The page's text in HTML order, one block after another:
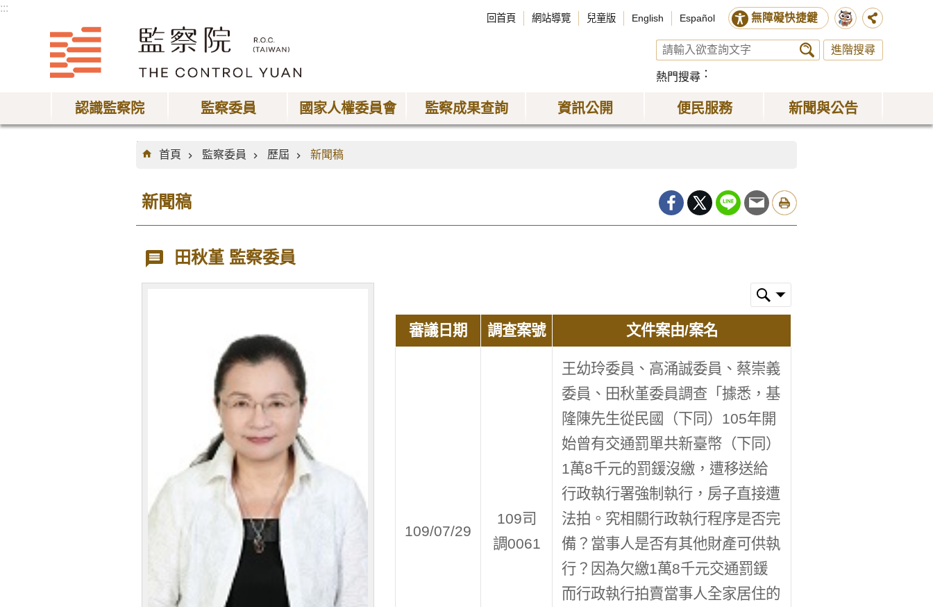
:::
回首頁 網站導覽 兒童版 English Español 無障礙快捷鍵
進階搜尋
熱門搜尋
認識監察院 監察委員 國家人權委員會 監察成果查詢 資訊公開 便民服務 新聞與公告
:::
首頁
監察委員 歷屆 新聞稿
新聞稿
田秋堇 監察委員
審議日期 調查案號 文件案由/案名
109/07/29
109司
調0061
王幼玲委員、高涌誠委員、蔡崇義
委員、田秋堇委員調查「據悉，基
隆陳先生從民國（下同）105年開
始曾有交通罰單共新臺幣（下同）
1萬8千元的罰鍰沒繳，遭移送給
行政執行署強制執行，房子直接遭
法拍。究相關行政執行程序是否完
備？當事人是否有其他財產可供執
行？因為欠繳1萬8千元交通罰鍰
而行政執行拍賣當事人全家居住的